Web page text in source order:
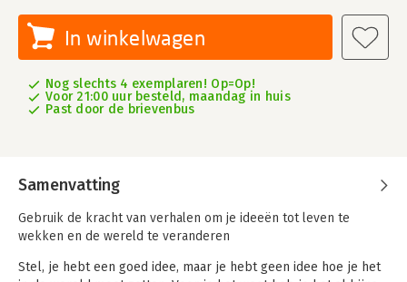
In winkelwagen
Nog slechts 4 exemplaren! Op=Op!
Voor 21:00 uur besteld, maandag in huis
Past door de brievenbus
Samenvatting
Gebruik de kracht van verhalen om je ideeën tot leven te
wekken en de wereld te veranderen
Stel, je hebt een goed idee, maar je hebt geen idee hoe je het